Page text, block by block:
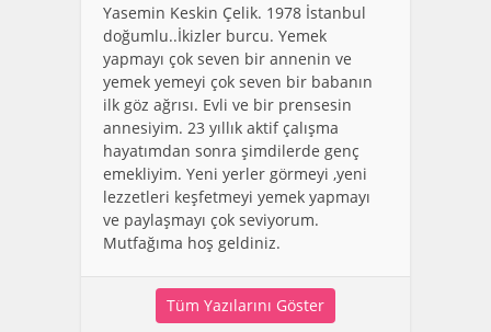
Yasemin Keskin Çelik. 1978 İstanbul
doğumlu..İkizler burcu. Yemek
yapmayı çok seven bir annenin ve
yemek yemeyi çok seven bir babanın
ilk göz ağrısı. Evli ve bir prensesin
annesiyim. 23 yıllık aktif çalışma
hayatımdan sonra şimdilerde genç
emekliyim. Yeni yerler görmeyi ,yeni
lezzetleri keşfetmeyi yemek yapmayı
ve paylaşmayı çok seviyorum.
Mutfağıma hoş geldiniz.
Tüm Yazılarını Göster